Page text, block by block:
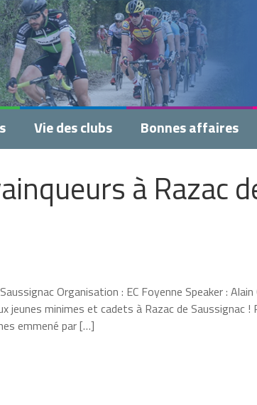
Vie des clubs Bonnes affaires
à Razac
Organisation : EC Foyenne Speaker :
jeunes minimes et cadets à Razac de Saussignac
emmené par […]